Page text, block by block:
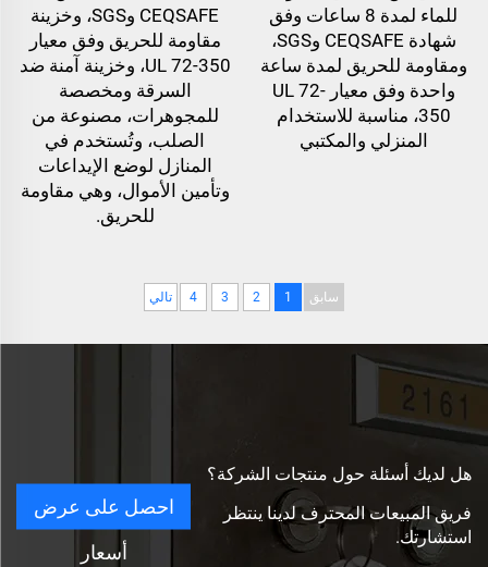
للماء لمدة 8 ساعات وفق
شهادة CEQSAFE وSGS،
ومقاومة للحريق لمدة ساعة
واحدة وفق معيار UL 72-
350، مناسبة للاستخدام
المنزلي والمكتبي
CEQSAFE وSGS، وخزينة
مقاومة للحريق وفق معيار
UL 72-350، وخزينة آمنة ضد
السرقة ومخصصة
للمجوهرات، مصنوعة من
الصلب، وتُستخدم في
المنازل لوضع الإيداعات
وتأمين الأموال، وهي مقاومة
للحريق.
سابق 1
2
3
4 تالي
هل لديك أسئلة حول منتجات الشركة؟
فريق المبيعات المحترف لدينا ينتظر
استشارتك.
احصل على عرض
أسعار